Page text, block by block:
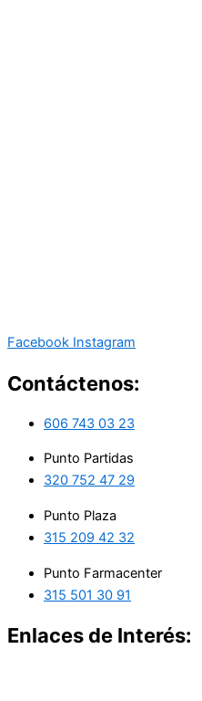
Facebook Instagram
Contáctenos:
606 743 03 23
Punto Partidas
320 752 47 29
Punto Plaza
315 209 42 32
Punto Farmacenter
315 501 30 91
Enlaces de Interés: